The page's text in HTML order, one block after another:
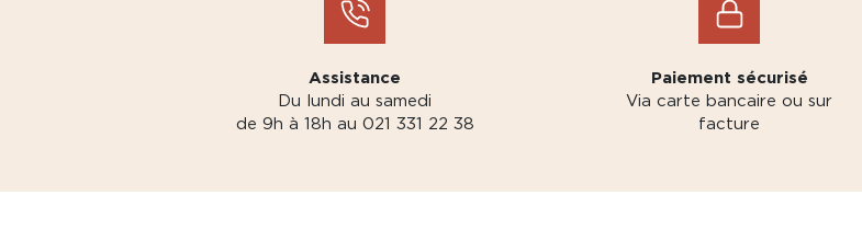
Assistance
Du lundi au samedi
de 9h à 18h au 021 331 22 38
Paiement sécurisé
Via carte bancaire ou sur
facture